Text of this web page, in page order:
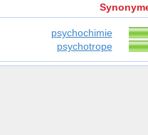
psychochimie
psychotrope